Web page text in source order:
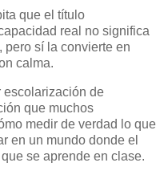
que el título
real no significa
sí la convierte en
calma.
escolarización de
que muchos
medir de verdad lo que
en un mundo donde el
se aprende en clase.